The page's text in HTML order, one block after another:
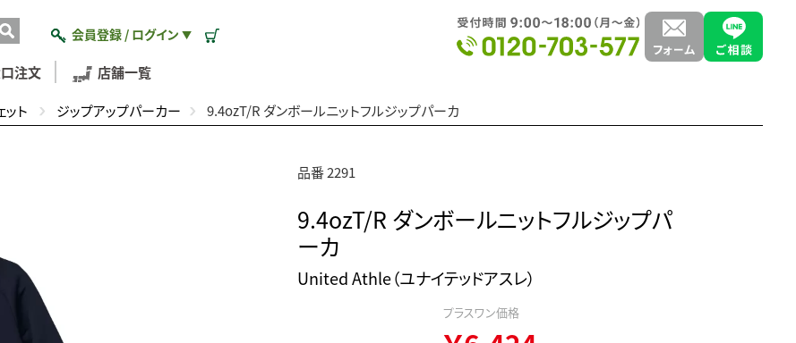
会員登録 / ログイン ▼
注文 店舗一覧
ット ジップアップパーカー 9.4ozT/R ダンボールニットフルジップパーカ
品番 2291
9.4ozT/R ダンボールニットフルジップパ
ーカ
United Athle（ユナイテッドアスレ）
プラスワン価格